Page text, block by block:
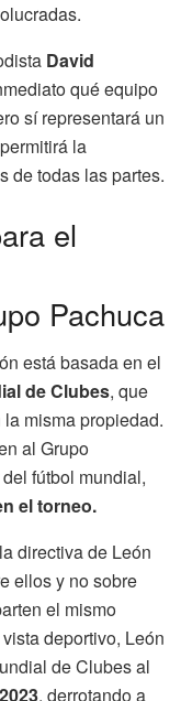
David
qué equipo
sí representará un
la
de todas las partes.
el
Pachuca
está basada en el
de Clubes, que
misma propiedad.
al Grupo
fútbol mundial,
el torneo.
directiva de León
ellos y no sobre
el mismo
deportivo, León
de Clubes al
, derrotando a